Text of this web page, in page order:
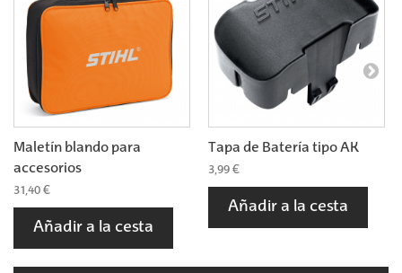
Maletín blando para
accesorios
31,40 €
Añadir a la cesta
Tapa de Batería tipo AK
3,99 €
Añadir a la cesta